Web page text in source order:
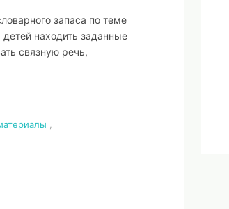
запаса по теме
находить заданные
связную речь,